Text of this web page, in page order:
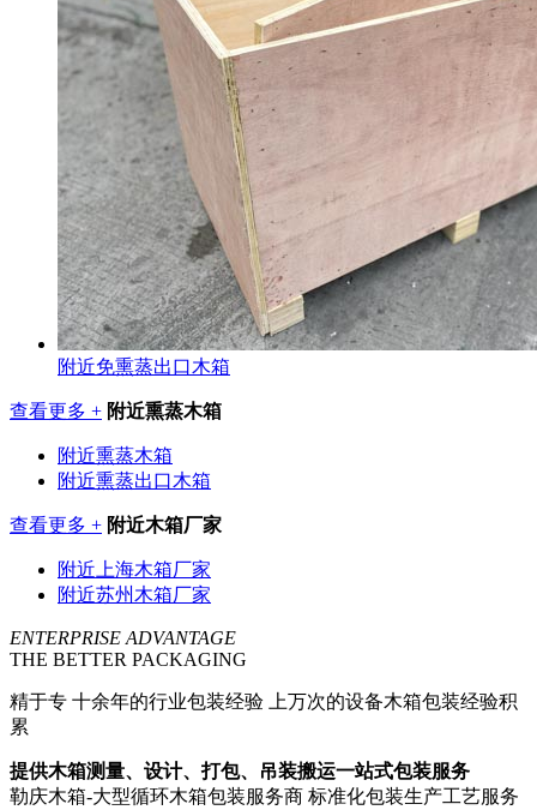
附近免熏蒸出口木箱
查看更多 + 附近熏蒸木箱
附近熏蒸木箱
附近熏蒸出口木箱
查看更多 + 附近木箱厂家
附近上海木箱厂家
附近苏州木箱厂家
ENTERPRISE ADVANTAGE
THE BETTER PACKAGING
精于专 十余年的行业包装经验 上万次的设备木箱包装经验积
累
提供木箱测量、设计、打包、吊装搬运一站式包装服务
勒庆木箱-大型循环木箱包装服务商 标准化包装生产工艺服务